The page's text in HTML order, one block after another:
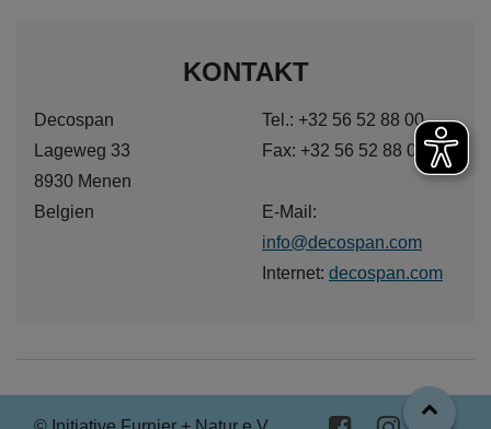
KONTAKT
Decospan
Lageweg 33
8930 Menen
Belgien
Tel.: +32 56 52 88 00
Fax: +32 56 52 88 03
E-Mail:
info@decospan.com
Internet: decospan.com